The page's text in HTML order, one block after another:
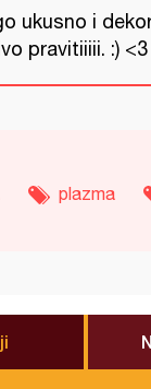
ukusno i
pravitiiiii. :) <3
plazma